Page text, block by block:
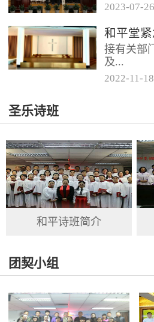
联合诗班
下，先后
圳堂。 上
2023-07-26
和平堂紧
接有关部
及...
况比较复
月19日起
2022-11 -18
圣乐诗班
和平诗班简介
团契小组